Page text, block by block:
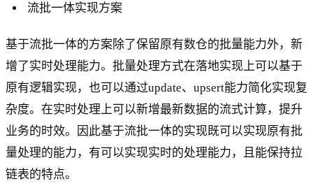
流批一体实现方案
基于流批一体的方案除了保留原有数仓的批量能力外，新
增了实时处理能力。批量处理方式在落地实现上可以基于
原有逻辑实现，也可以通过update、upsert能力简化实现复
杂度。在实时处理上可以新增最新数据的流式计算，提升
业务的时效。因此基于流批一体的实现既可以实现原有批
量处理的能力，有可以实现实时的处理能力，且能保持拉
链表的特点。